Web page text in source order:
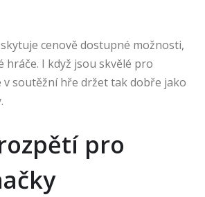
cenově dostupné možnosti,
hráče. I když jsou skvělé pro
soutěžní hře držet tak dobře jako
pro